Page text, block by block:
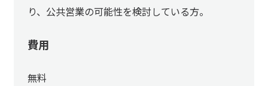
り、公共営業の可能性を検討している方。
費用
無料